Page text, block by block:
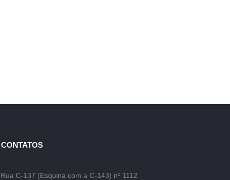
CONTATOS
Rua C-137 (Esquina com a C-143) nº 1112